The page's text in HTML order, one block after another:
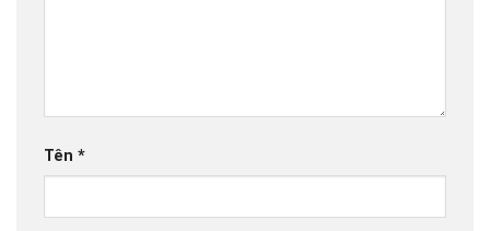
Tên *